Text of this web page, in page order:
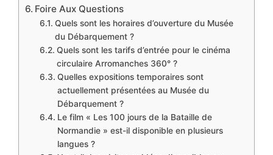
Foire Aux Questions
Quels sont les horaires d’ouverture du Musée
du Débarquement ?
Quels sont les tarifs d’entrée pour le cinéma
circulaire Arromanches 360° ?
Quelles expositions temporaires sont
actuellement présentées au Musée du
Débarquement ?
Le film « Les 100 jours de la Bataille de
Normandie » est-il disponible en plusieurs
langues ?